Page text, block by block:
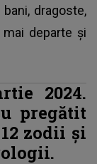
dragoste,
departe și
2024.
pregătit
zodii și